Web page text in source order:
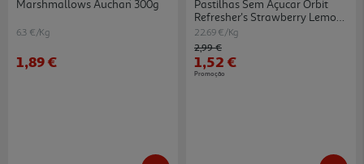
Marshmallows Auchan 300g
6.3 €/Kg
1,89 €
Pastilhas Sem Açucar Orbit
Refresher's Strawberry Lemon
67g
22.69 €/Kg
Price reduced from
2,99 €to
1,52 €
Promoção